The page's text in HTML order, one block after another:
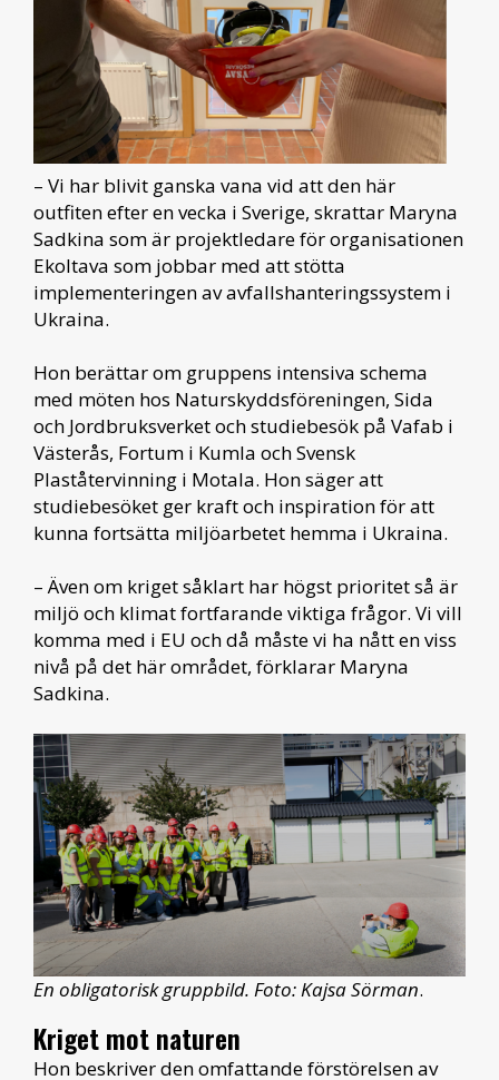
– Vi har blivit ganska vana vid att den här
outfiten efter en vecka i Sverige, skrattar Maryna
Sadkina som är projektledare för organisationen
Ekoltava som jobbar med att stötta
implementeringen av avfallshanteringssystem i
Ukraina.
Hon berättar om gruppens intensiva schema
med möten hos Naturskyddsföreningen, Sida
och Jordbruksverket och studiebesök på Vafab i
Västerås, Fortum i Kumla och Svensk
Plaståtervinning i Motala. Hon säger att
studiebesöket ger kraft och inspiration för att
kunna fortsätta miljöarbetet hemma i Ukraina.
– Även om kriget såklart har högst prioritet så är
miljö och klimat fortfarande viktiga frågor. Vi vill
komma med i EU och då måste vi ha nått en viss
nivå på det här området, förklarar Maryna
Sadkina.
En obligatorisk gruppbild. Foto: Kajsa Sörman.
Kriget mot naturen
Hon beskriver den omfattande förstörelsen av